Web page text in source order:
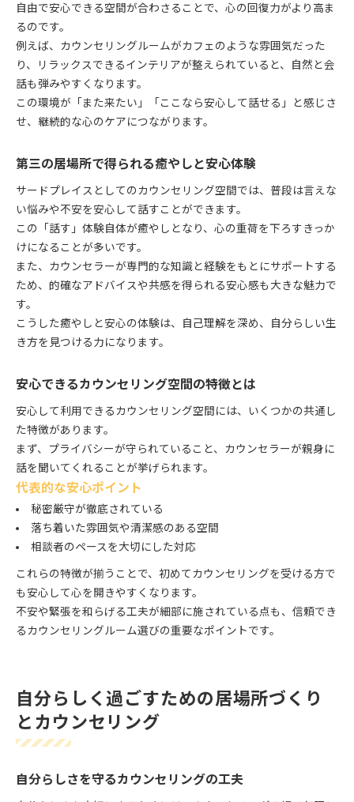
自由で安心できる空間が合わさることで、心の回復力がより高ま
るのです。
例えば、カウンセリングルームがカフェのような雰囲気だった
り、リラックスできるインテリアが整えられていると、自然と会
話も弾みやすくなります。
この環境が「また来たい」「ここなら安心して話せる」と感じさ
せ、継続的な心のケアにつながります。
第三の居場所で得られる癒やしと安心体験
サードプレイスとしてのカウンセリング空間では、普段は言えな
い悩みや不安を安心して話すことができます。
この「話す」体験自体が癒やしとなり、心の重荷を下ろすきっか
けになることが多いです。
また、カウンセラーが専門的な知識と経験をもとにサポートする
ため、的確なアドバイスや共感を得られる安心感も大きな魅力で
す。
こうした癒やしと安心の体験は、自己理解を深め、自分らしい生
き方を見つける力になります。
安心できるカウンセリング空間の特徴とは
安心して利用できるカウンセリング空間には、いくつかの共通し
た特徴があります。
まず、プライバシーが守られていること、カウンセラーが親身に
話を聞いてくれることが挙げられます。
代表的な安心ポイント
秘密厳守が徹底されている
落ち着いた雰囲気や清潔感のある空間
相談者のペースを大切にした対応
これらの特徴が揃うことで、初めてカウンセリングを受ける方で
も安心して心を開きやすくなります。
不安や緊張を和らげる工夫が細部に施されている点も、信頼でき
るカウンセリングルーム選びの重要なポイントです。
自分らしく過ごすための居場所づくり
とカウンセリング
自分らしさを守るカウンセリングの工夫